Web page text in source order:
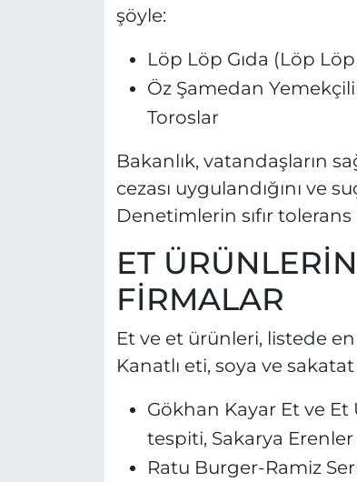
şöyle:
Löp Löp Gıda (Löp
Öz Şamedan
Toroslar
Bakanlık, vatandaşların
cezası uygulandığını
Denetimlerin sıfır
ET
FİRMALAR
Et ve et ürünleri, listede
Kanatlı eti, soya ve
Gökhan Kayar Et ve
tespiti, Sakarya Erenler
Ratu Burger-Ramiz